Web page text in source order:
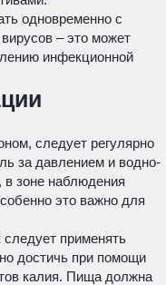
одновременно с
– это может
инфекционной
следует регулярно
за давлением и водно-
в зоне наблюдения
это важно для
применять
достичь при помощи
калия. Пища должна